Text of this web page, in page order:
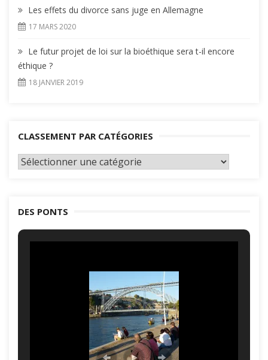
Les effets du divorce sans juge en Allemagne
17 MARS 2020
Le futur projet de loi sur la bioéthique sera t-il encore
éthique ?
18 JANVIER 2019
CLASSEMENT PAR CATÉGORIES
Classement
DES PONTS